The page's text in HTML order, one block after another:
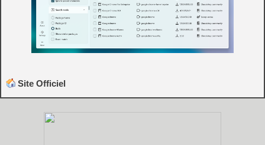
Site Officiel